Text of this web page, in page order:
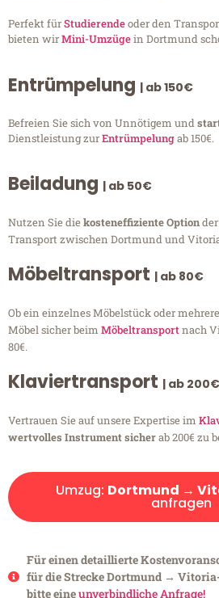
Perfekt fürStudierendeoder den
bieten wirMini-Umzügein Dortmund
Entrümpelung | ab 150€
Befreien Sie sich von Unnötigem und
Dienstleistung zurEntrümpelungab 150€.
Beiladung | ab 50€
Nutzen Sie diekosteneffiziente Optionder
Transport zwischen Dortmund und
Möbeltransport | ab 80€
Ob ein einzelnes Möbelstück oder
Möbel sicher beim Möbeltransportnach
80€.
Klaviertransport | ab 200€
Vertrauen Sie auf unsere Expertise im
wertvolles Instrument sicherab 200€ zu
Umzug: Dortmund →
anfragen
Für einen detaillierte
für die Strecke Dortmund →
bitte eineunverbindliche Anfrage!